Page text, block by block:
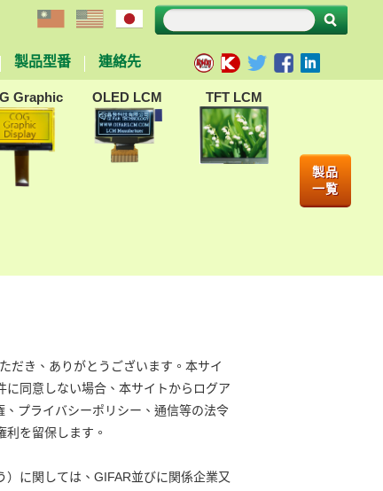
製品型番 連絡先
Graphic OLED LCM TFT LCM
製品
一覧
だき、ありがとうございます。本サイ
同意しない場合、本サイトからログア
プライバシーポリシー、通信等の法令
を留保します。
に関しては、GIFAR並びに関係企業又